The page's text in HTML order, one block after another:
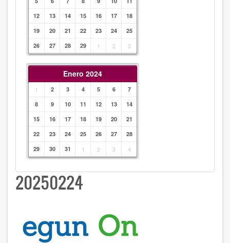
12
13 14 15 16 17
18
19
20 21 22 23 24
25
26
27 28 29 1 2 3
Enero 2024
1 2 3 4 5 6
7
8
9 10 11 12 13
14
15
16 17 18 19 20
21
22
23 24 25 26 27
28
29
30 31 1 2 3 4
20250224